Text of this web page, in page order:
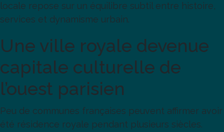
locale repose sur un équilibre subtil entre histoire,
services et dynamisme urbain.
Une ville royale devenue
capitale culturelle de
l’ouest parisien
Peu de communes françaises peuvent affirmer avoir
été résidence royale pendant plusieurs siècles.